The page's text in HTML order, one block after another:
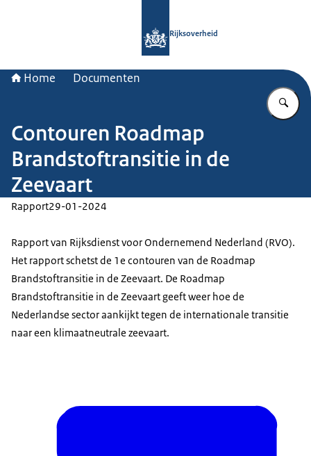
Rijksoverheid
Home Documenten
Contouren Roadmap
Brandstoftransitie in de
Zeevaart
Rapport29-01-2024
Rapport van Rijksdienst voor Ondernemend Nederland (RVO).
Het rapport schetst de 1e contouren van de Roadmap
Brandstoftransitie in de Zeevaart. De Roadmap
Brandstoftransitie in de Zeevaart geeft weer hoe de
Nederlandse sector aankijkt tegen de internationale transitie
naar een klimaatneutrale zeevaart.